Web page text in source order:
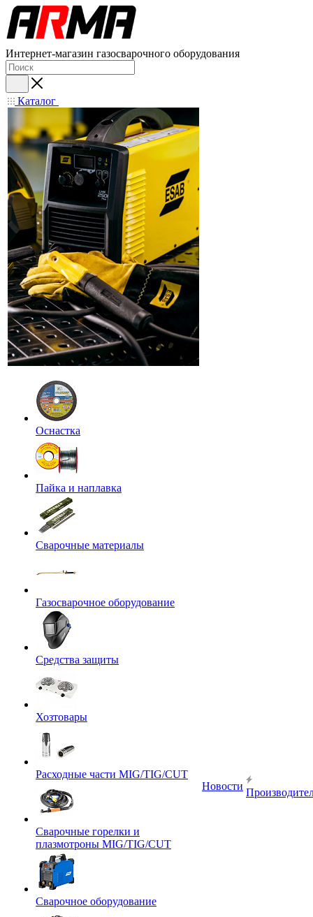
Интернет-магазин газосварочного оборудования
Каталог
Оснастка
Пайка и наплавка
Сварочные материалы
Газосварочное оборудование
Средства защиты
Хозтовары
Расходные части MIG/TIG/CUT
Сварочные горелки и
плазмотроны MIG/TIG/CUT
Сварочное оборудование
Новости